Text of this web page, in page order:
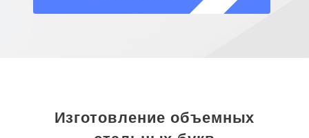
Изготовление объемных